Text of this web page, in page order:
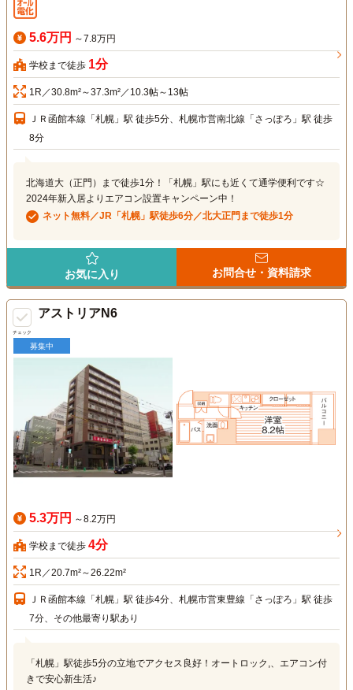
5.6万円 ～7.8万円
学校まで徒歩 1分
1R／30.8m²～37.3m²／10.3帖～13帖
ＪＲ函館本線「札幌」駅 徒歩5分、札幌市営南北線「さっぽろ」駅 徒歩
8分
北海道大（正門）まで徒歩1分！「札幌」駅にも近くて通学便利です☆
2024年新入居よりエアコン設置キャンペーン中！
ネット無料／JR「札幌」駅徒歩6分／北大正門まで徒歩1分
お気に入り お問合せ・資料請求
チェック
アストリアN6
募集中
5.3万円 ～8.2万円
学校まで徒歩 4分
1R／20.7m²～26.22m²
ＪＲ函館本線「札幌」駅 徒歩4分、札幌市営東豊線「さっぽろ」駅 徒歩
7分、その他最寄り駅あり
「札幌」駅徒歩5分の立地でアクセス良好！オートロック,、エアコン付
きで安心新生活♪